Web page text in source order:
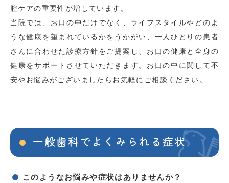
腔ケアの重要性が増しています。
当院では、お口の中だけでなく、ライフスタイルやどのよ
うな健康を望まれているかをうかがい、一人ひとりの患者
さんに合わせた診療方針をご提案し、お口の健康と全身の
健康をサポートさせていただきます。お口の中に関して不
安やお悩みがございましたらお気軽にご相談ください。
一般歯科でよくみられる症状
このようなお悩みや症状はありませんか？